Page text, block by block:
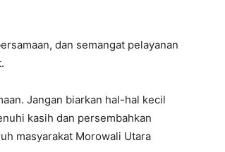
dan semangat pelayanan
Jangan biarkan hal-hal kecil
kasih dan persembahkan
masyarakat Morowali Utara